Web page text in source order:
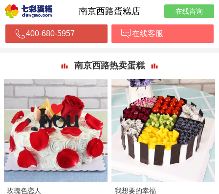
南京西路蛋糕店 在线咨询
400-680-5957 在线客服
南京西路热卖蛋糕
玫瑰色恋人 我想要的幸福